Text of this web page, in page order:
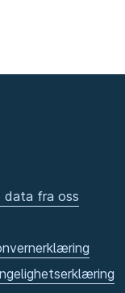
data fra oss